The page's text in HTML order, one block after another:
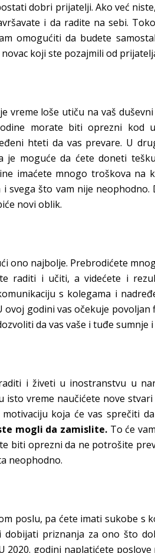
dobri prijatelji. Ako već
i da radite na sebi.
omogućiti da budete
koji ste pozajmili od
vreme loše utiču na vaš
morate biti oprezni kod
hteti da vas prevare. U
je moguće da ćete doneti
imaćete mnogo troškova na
svega što vam nije
novi oblik.
ono najbolje. Prebrodićete
raditi i učiti, a videćete i
s kolegama i
ovoj godini vas očekuje
da vas vaše i tuđe sumnje
i živeti u inostranstvu u
isto vreme naučićete nove
koja će vas sprečiti
mogli da zamislite. To će
biti oprezni da ne potrošite
neophodno.
poslu, pa ćete imati sukobe s
dobijati priznanja za ono što
2020. godini naplatićete